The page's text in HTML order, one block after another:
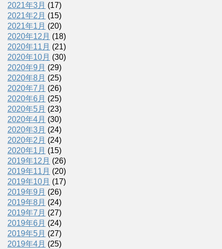
2021年3月 (17)
2021年2月 (15)
2021年1月 (20)
2020年12月 (18)
2020年11月 (21)
2020年10月 (30)
2020年9月 (29)
2020年8月 (25)
2020年7月 (26)
2020年6月 (25)
2020年5月 (23)
2020年4月 (30)
2020年3月 (24)
2020年2月 (24)
2020年1月 (15)
2019年12月 (26)
2019年11月 (20)
2019年10月 (17)
2019年9月 (26)
2019年8月 (24)
2019年7月 (27)
2019年6月 (24)
2019年5月 (27)
2019年4月 (25)